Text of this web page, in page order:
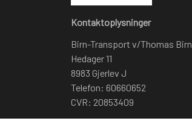
Kontaktoplysninger
Birn-Transport v/Thomas Birn
Hedager 11
8983 Gjerlev J
Telefon: 60660652
CVR: 20853409